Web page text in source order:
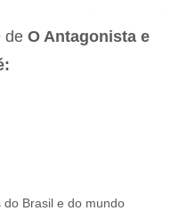
de O Antagonista e
Brasil e do mundo